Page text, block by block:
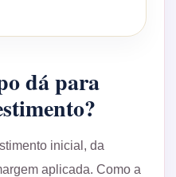
dá para
inicial, da
aplicada. Como a